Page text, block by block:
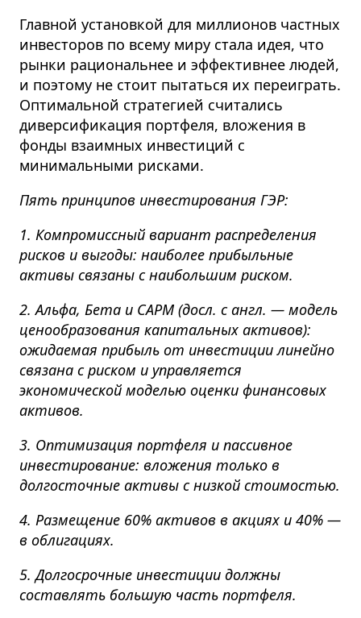
Главной установкой для миллионов частных
инвесторов по всему миру стала идея, что
рынки рациональнее и эффективнее людей,
и поэтому не стоит пытаться их переиграть.
Оптимальной стратегией считались
диверсификация портфеля, вложения в
фонды взаимных инвестиций с
минимальными рисками.
Пять принципов инвестирования ГЭР:
1. Компромиссный вариант распределения
рисков и выгоды: наиболее прибыльные
активы связаны с наибольшим риском.
2. Альфа, Бета и CAPM (досл. с англ. — модель
ценообразования капитальных активов):
ожидаемая прибыль от инвестиции линейно
связана с риском и управляется
экономической моделью оценки финансовых
активов.
3. Оптимизация портфеля и пассивное
инвестирование: вложения только в
долгосточные активы с низкой стоимостью.
4. Размещение 60% активов в акциях и 40% —
в облигациях.
5. Долгосрочные инвестиции должны
составлять большую часть портфеля.